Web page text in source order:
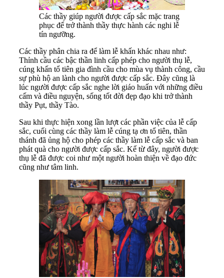
Các thầy giúp người được cấp sắc mặc trang
phục để trở thành thầy thực hành các nghi lễ
tín ngưỡng.
Các thầy phân chia ra để làm lễ khấn khác nhau như:
Thỉnh cầu các bậc thần linh cấp phép cho người thụ lễ,
cúng khấn tổ tiên gia đình cầu cho mùa vụ thành công, cầu
sự phù hộ an lành cho người được cấp sắc. Đây cũng là
lúc người được cấp sắc nghe lời giáo huấn với những điều
cấm và điều nguyện, sống tốt đời đẹp đạo khi trở thành
thầy Pụt, thầy Tào.
Sau khi thực hiện xong lần lượt các phần việc của lễ cấp
sắc, cuối cùng các thầy làm lễ cúng tạ ơn tổ tiên, thần
thánh đã ủng hộ cho phép các thầy làm lễ cấp sắc và ban
phát quà cho người được cấp sắc. Kể từ đây, người được
thụ lễ đã được coi như một người hoàn thiện về đạo đức
cũng như tâm linh.